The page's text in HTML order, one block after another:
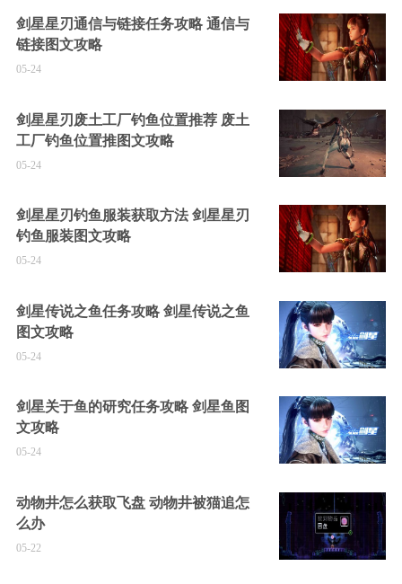
剑星星刃通信与链接任务攻略 通信与
链接图文攻略
05-24
剑星星刃废土工厂钓鱼位置推荐 废土
工厂钓鱼位置推图文攻略
05-24
剑星星刃钓鱼服装获取方法 剑星星刃
钓鱼服装图文攻略
05-24
剑星传说之鱼任务攻略 剑星传说之鱼
图文攻略
05-24
剑星关于鱼的研究任务攻略 剑星鱼图
文攻略
05-24
动物井怎么获取飞盘 动物井被猫追怎
么办
05-22